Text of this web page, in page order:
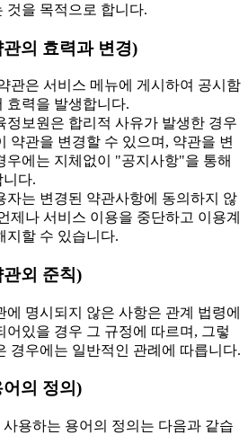
것을 목적으로 합니다.
의 효력과 변경)
관은 서비스 메뉴에 게시하여 공시함
효력을 발생합니다.
보원은 합리적 사유가 발생한 경우
약관을 변경할 수 있으며, 약관을 변
우에는 지체없이 "공지사항"을 통해
니다.
는 변경된 약관사항에 동의하지 않
제나 서비스 이용을 중단하고 이용계
지할 수 있습니다.
외 준칙)
에 명시되지 않은 사항은 관계 법령에
어있을 경우 그 규정에 따르며, 그렇
경우에는 일반적인 관례에 따릅니다.
의 정의)
사용하는 용어의 정의는 다음과 같습